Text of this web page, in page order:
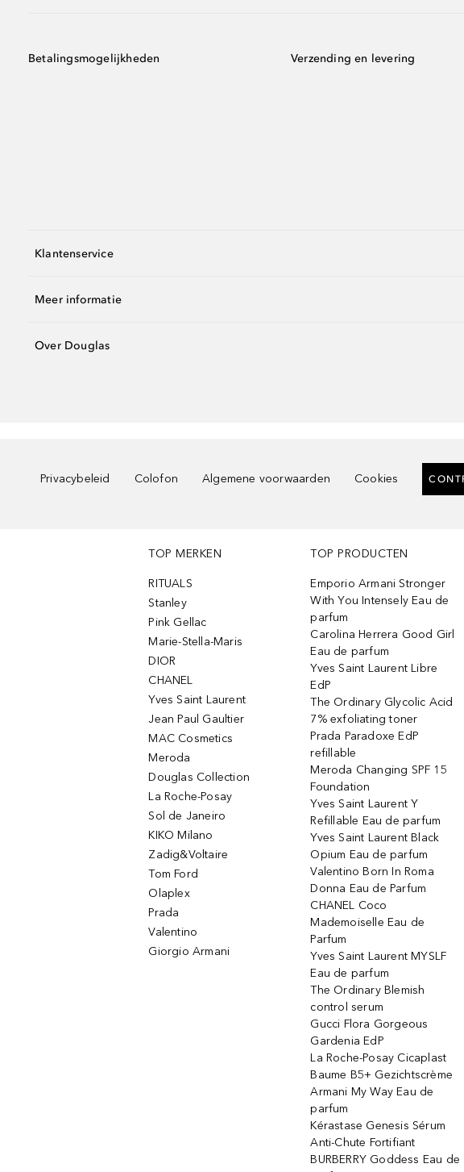
Betalingsmogelijkheden Verzending en levering
Klantenservice
Meer informatie
Over Douglas
Privacybeleid Colofon Algemene voorwaarden Cookies
TOP MERKEN
RITUALS
Stanley
Pink Gellac
Marie-Stella-Maris
DIOR
CHANEL
Yves Saint Laurent
Jean Paul Gaultier
MAC Cosmetics
Meroda
Douglas Collection
La Roche-Posay
Sol de Janeiro
KIKO Milano
Zadig&Voltaire
Tom Ford
Olaplex
Prada
Valentino
Giorgio Armani
TOP PRODUCTEN
Emporio Armani Stronger
With You Intensely Eau de
parfum
Carolina Herrera Good Girl
Eau de parfum
Yves Saint Laurent Libre
EdP
The Ordinary Glycolic Acid
7% exfoliating toner
Prada Paradoxe EdP
refillable
Meroda Changing SPF 15
Foundation
Yves Saint Laurent Y
Refillable Eau de parfum
Yves Saint Laurent Black
Opium Eau de parfum
Valentino Born In Roma
Donna Eau de Parfum
CHANEL Coco
Mademoiselle Eau de
Parfum
Yves Saint Laurent MYSLF
Eau de parfum
The Ordinary Blemish
control serum
Gucci Flora Gorgeous
Gardenia EdP
La Roche-Posay Cicaplast
Baume B5+ Gezichtscrème
Armani My Way Eau de
parfum
Kérastase Genesis Sérum
Anti-Chute Fortifiant
BURBERRY Goddess Eau de